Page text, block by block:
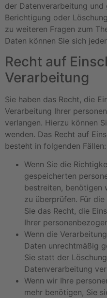
der Datenverarbeitung und
Berichtigung oder
zu weiteren Fragen zum
Daten können Sie sich
Recht auf
Verarbeitung
Sie haben das Recht, die
Verarbeitung Ihrer
verlangen. Hierzu können
wenden. Das Recht auf
besteht in folgenden Fällen:
Wenn Sie die
gespeicherten
bestreiten, benötigen
zu überprüfen. Für
Sie das Recht, die
Ihrer
Wenn die
Daten unrechtmäßig
Sie statt der
Datenverarbeitung
Wenn wir Ihre
mehr benötigen, Sie